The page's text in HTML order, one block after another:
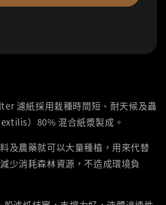
濾紙採用栽種時間短、耐天候及蟲
）80% 混合紙漿製成。
及農藥就可以大量種植，用來代替
少消耗森林資源，不造成環境負